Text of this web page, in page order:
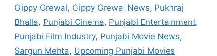
Gippy Grewal, Gippy Grewal News, Pukhraj
Bhalla, Punjabi Cinema, Punjabi Entertainment,
Punjabi Film Industry, Punjabi Movie News,
Sargun Mehta, Upcoming Punjabi Movies